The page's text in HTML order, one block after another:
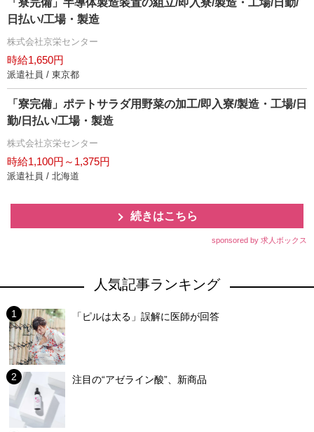
「寮完備」半導体製造装置の組立/即入寮/製造・工場/日勤/
日払い/工場・製造
株式会社京栄センター
時給1,650円
派遣社員 / 東京都
「寮完備」ポテトサラダ用野菜の加工/即入寮/製造・工場/日
勤/日払い/工場・製造
株式会社京栄センター
時給1,100円～1,375円
派遣社員 / 北海道
続きはこちら
sponsored by 求人ボックス
人気記事ランキング
「ピルは太る」誤解に医師が回答
注目の“アゼライン酸”、新商品